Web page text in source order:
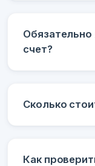
Обязательно
счет?
Сколько
Как